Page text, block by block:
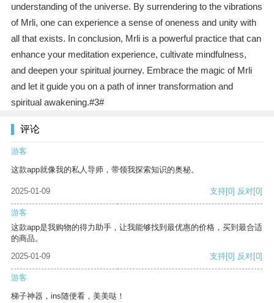
understanding of the universe. By surrendering to the vibrations
of Mrli, one can experience a sense of oneness and unity with
all that exists. In conclusion, Mrli is a powerful practice that can
enhance your meditation experience, cultivate mindfulness,
and deepen your spiritual journey. Embrace the magic of Mrli
and let it guide you on a path of inner transformation and
spiritual awakening.#3#
评论
游客
这款app就像我的私人导师，带领我探索知识的奥秘。
2025-01-09 支持[0] 反对[0]
游客
这款app是我购物的得力助手，让我能够找到最优惠的价格，买到最合适
的商品。
2025-01-09
支持[0] 反对[0]
游客
梯子神器，ins随便看，美美哒！